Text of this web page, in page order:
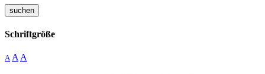
suchen
Schriftgröße
A A A